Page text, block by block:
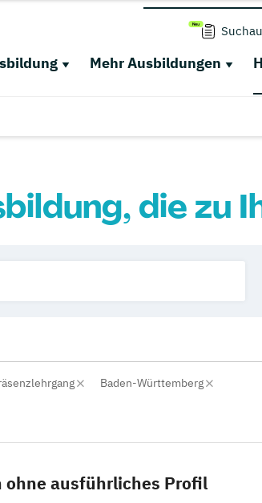
Mehr Ausbildungen
die zu
Baden-Württemberg
ausführliches Profil